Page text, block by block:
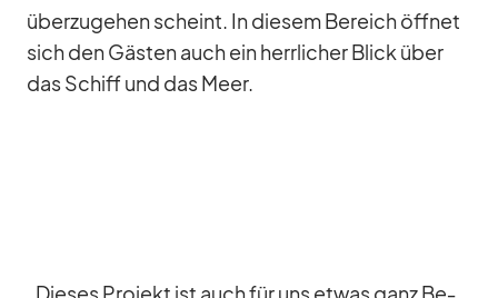
über­zu­ge­hen scheint. In die­sem Be­reich öff­net
sich den Gäs­ten auch ein herr­li­cher Blick über
das Schiff und das Meer.